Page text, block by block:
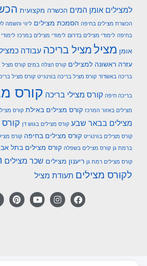
למצילים אומן המים הכשרה מקצועית
הכשרת מצילים בחיפה הסמכת מצילים ליווי והשמה
בחיפה לימודי מצילים בדרום לימודי מצילים במרכז
אומן מצילמציל בריכה עבודה
עזרה ראשונה למצילים קורס הצלה במים קורס מציל
בריכה באשדוד קורס מציל בריכה בווינגייט קורס מציל
בריכה חיפה קורס מצילי בריכה קורס
מצילים באזור המרכז קורס מצילים באילת קורס
מצילים בבאר שבע קורס מצילים בגוש דן
קורס מצילים בווינגייט קורס מצילים בחיפה קורס
ברמת גן קורס מצילים בשפלה קורס מצילים בתל
קורס מצילים רמת גן ריענון מצילים שכר מצילים
לקורס מצילים תעודת מציל